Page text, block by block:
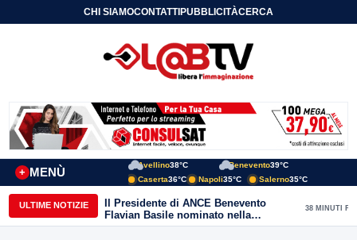
CHI SIAMOCONTATTIPUBBLICITÀCERCA
MENÙ
+
Avellino38°C Benevento39°C
Caserta36°C Napoli35°C Salerno35°C
ULTIME NOTIZIE
Il Presidente di ANCE Benevento
Flavian Basile nominato nella
Commissione Tecnica
38 MINUTI FA